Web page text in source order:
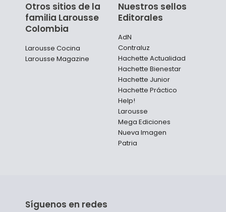
Otros sitios de la
familia Larousse
Colombia
Larousse Cocina
Larousse Magazine
Nuestros sellos
Editorales
AdN
Contraluz
Hachette Actualidad
Hachette Bienestar
Hachette Junior
Hachette Práctico
Help!
Larousse
Mega Ediciones
Nueva Imagen
Patria
Síguenos en redes